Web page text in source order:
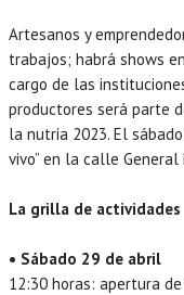
Artesanos y
trabajos; habrá shows
cargo de las
productores será parte
la nutria 2023. El
vivo” en la calle General
La grilla de actividades
• Sábado 29 de abril
12:30 horas: apertura